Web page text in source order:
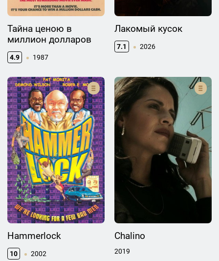
Тайна ценою в
миллион долларов
4.9 1987
Лакомый кусок
7.1 2026
Hammerlock
10 2002
Chalino
2019